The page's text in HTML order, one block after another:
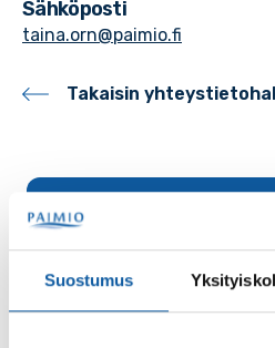
Suostumus
Sähköposti
taina.orn@paimio.fi
Takaisin